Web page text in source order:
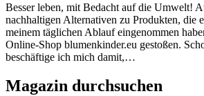
Besser leben, mit Bedacht auf die Umwelt!
nachhaltigen Alternativen zu Produkten, die
meinem täglichen Ablauf eingenommen
Online-Shop blumenkinder.eu gestoßen.
beschäftige ich mich damit,…
Magazin durchsuchen